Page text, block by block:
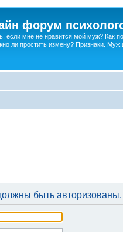
форум
если мне не нравится мой муж? Как
ли простить измену? Признаки. Муж
быть авторизованы.